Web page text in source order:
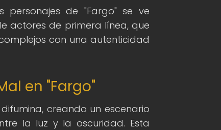
de "Fargo" se ve
actores de primera línea, que
con una autenticidad
en "Fargo"
creando un escenario
la luz y la oscuridad. Esta